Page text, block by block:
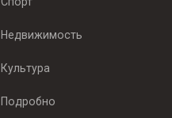
Недвижимость
Культура
Подробно